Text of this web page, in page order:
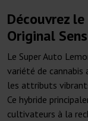
Découvrez
Original
Le Super Auto
variété de
les attributs
Ce hybride
cultivateurs à la